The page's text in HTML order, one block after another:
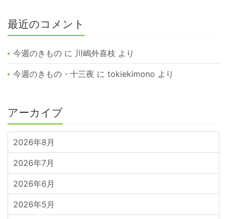
最近のコメント
今週のきもの に 川嶋外喜枝 より
今週のきもの・十三夜 にtokiekimono より
アーカイブ
2026年8月
2026年7月
2026年6月
2026年5月